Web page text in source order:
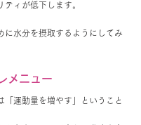
ティが低下します。
に水分を摂取するようにしてみ
メニュー
「運動量を増やす」ということ